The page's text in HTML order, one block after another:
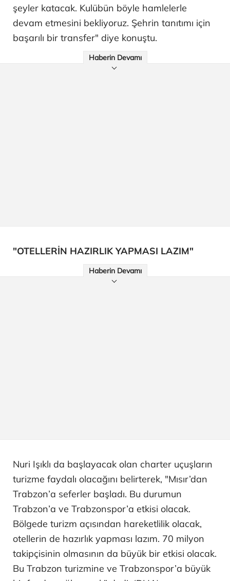
şeyler katacak. Kulübün böyle hamlelerle
devam etmesini bekliyoruz. Şehrin tanıtımı için
başarılı bir transfer" diye konuştu.
Haberin Devamı
"OTELLERİN HAZIRLIK YAPMASI LAZIM"
Haberin Devamı
Nuri Işıklı da başlayacak olan charter uçuşların
turizme faydalı olacağını belirterek, "Mısır’dan
Trabzon’a seferler başladı. Bu durumun
Trabzon’a ve Trabzonspor’a etkisi olacak.
Bölgede turizm açısından hareketlilik olacak,
otellerin de hazırlık yapması lazım. 70 milyon
takipçisinin olmasının da büyük bir etkisi olacak.
Bu Trabzon turizmine ve Trabzonspor’a büyük